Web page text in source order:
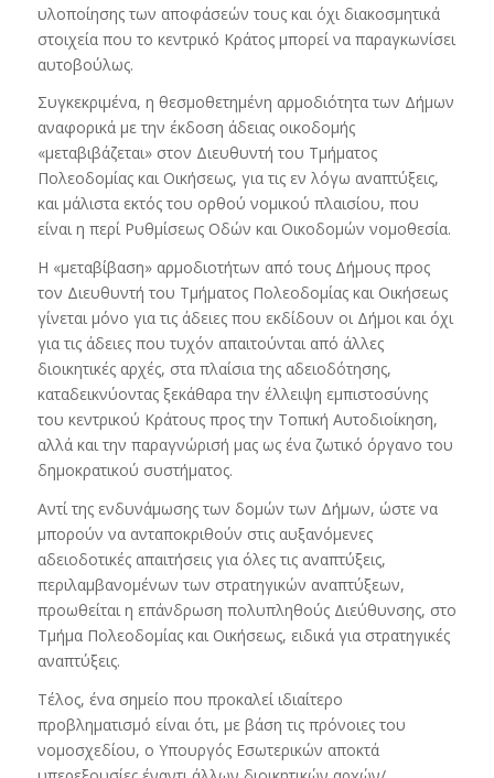
υλοποίησης των αποφάσεών τους και όχι διακοσμητικά
στοιχεία που το κεντρικό Κράτος μπορεί να παραγκωνίσει
αυτοβούλως.
Συγκεκριμένα, η θεσμοθετημένη αρμοδιότητα των Δήμων
αναφορικά με την έκδοση άδειας οικοδομής
«μεταβιβάζεται» στον Διευθυντή του Τμήματος
Πολεοδομίας και Οικήσεως, για τις εν λόγω αναπτύξεις,
και μάλιστα εκτός του ορθού νομικού πλαισίου, που
είναι η περί Ρυθμίσεως Οδών και Οικοδομών νομοθεσία.
Η «μεταβίβαση» αρμοδιοτήτων από τους Δήμους προς
τον Διευθυντή του Τμήματος Πολεοδομίας και Οικήσεως
γίνεται μόνο για τις άδειες που εκδίδουν οι Δήμοι και όχι
για τις άδειες που τυχόν απαιτούνται από άλλες
διοικητικές αρχές, στα πλαίσια της αδειοδότησης,
καταδεικνύοντας ξεκάθαρα την έλλειψη εμπιστοσύνης
του κεντρικού Κράτους προς την Τοπική Αυτοδιοίκηση,
αλλά και την παραγνώρισή μας ως ένα ζωτικό όργανο του
δημοκρατικού συστήματος.
Αντί της ενδυνάμωσης των δομών των Δήμων, ώστε να
μπορούν να ανταποκριθούν στις αυξανόμενες
αδειοδοτικές απαιτήσεις για όλες τις αναπτύξεις,
περιλαμβανομένων των στρατηγικών αναπτύξεων,
προωθείται η επάνδρωση πολυπληθούς Διεύθυνσης, στο
Τμήμα Πολεοδομίας και Οικήσεως, ειδικά για στρατηγικές
αναπτύξεις.
Τέλος, ένα σημείο που προκαλεί ιδιαίτερο
προβληματισμό είναι ότι, με βάση τις πρόνοιες του
νομοσχεδίου, ο Υπουργός Εσωτερικών αποκτά